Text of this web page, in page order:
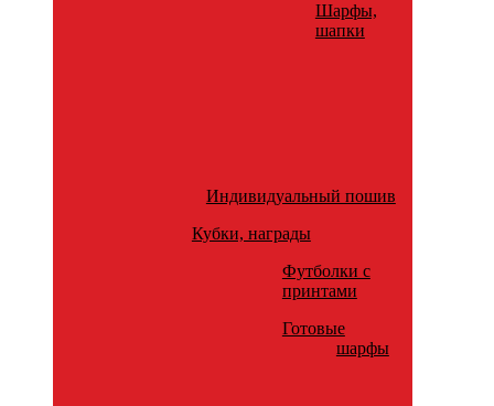
Шарфы,
шапки
Индивидуальный пошив
Кубки, награды
Футболки с
принтами
Готовые
шарфы